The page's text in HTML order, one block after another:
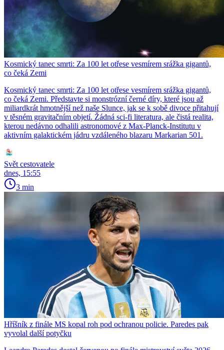
Kosmický tanec smrti: Za 100 let otřese vesmírem srážka gigantů,
co čeká Zemi
Kosmický tanec smrti: Za 100 let otřese vesmírem srážka gigantů,
co čeká Zemi. Představte si monstrózní černé díry, které jsou až
miliardkrát hmotnější než naše Slunce, jak se k sobě divoce přitahují
v těsném gravitačním objetí. Žádná sci-fi literatura, ale čistá realita,
kterou nedávno odhalili astronomové z Max-Planck-Institutu v
aktivním galaktickém jádru vzdáleného blazaru Markarian 501.
Svět cestovatele
dnes, 15:55
3 min
Hříšník z finále MS kopal roh pod ochranou policie. Paredes pak
vyvolal další potyčku